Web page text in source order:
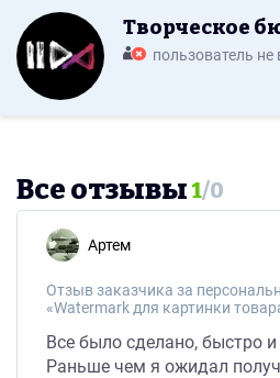
Творческое
пользователь
Все отзывы1/0
Артем
Отзыв заказчика за
«Watermark для картинки
Все было сделано, быстро и
Раньше чем я ожидал